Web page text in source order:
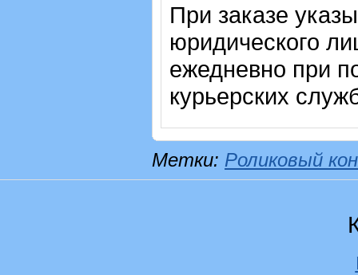
При заказе
юридического
ежедневно при
курьерских
Метки: Роликовый